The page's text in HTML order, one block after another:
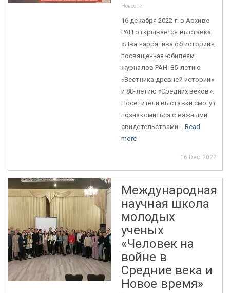
Новости
16 декабря 2022 г. в Архиве
РАН открывается выставка
«Два нарратива об истории»,
посвященная юбилеям
журналов РАН: 85-летию
«Вестника древней истории»
и 80-летию «Средних веков».
Посетители выставки смогут
познакомиться с важными
свидетельствами... Read
more
16 Dec 2022
Международная
научная школа
молодых
ученых
«Человек на
войне в
Средние века и
Новое время»